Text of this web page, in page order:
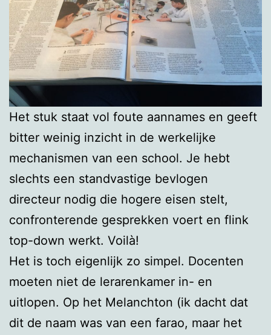
Het stuk staat vol foute aannames en geeft
bitter weinig inzicht in de werkelijke
mechanismen van een school. Je hebt
slechts een standvastige bevlogen
directeur nodig die hogere eisen stelt,
confronterende gesprekken voert en flink
top-down werkt. Voilà!
Het is toch eigenlijk zo simpel. Docenten
moeten niet de lerarenkamer in- en
uitlopen. Op het Melanchton (ik dacht dat
dit de naam was van een farao, maar het